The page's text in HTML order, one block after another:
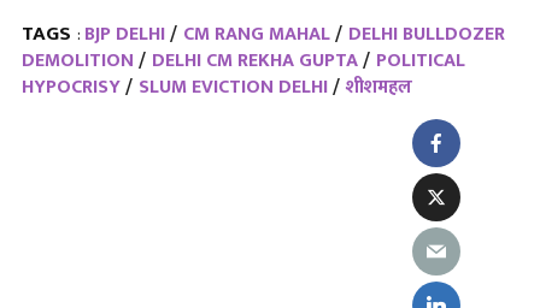
TAGS : BJP DELHI CM RANG MAHAL DELHI BULLDOZER
DEMOLITION
DELHI CM REKHA GUPTA POLITICAL
HYPOCRISY SLUM EVICTION DELHI शीशमहल